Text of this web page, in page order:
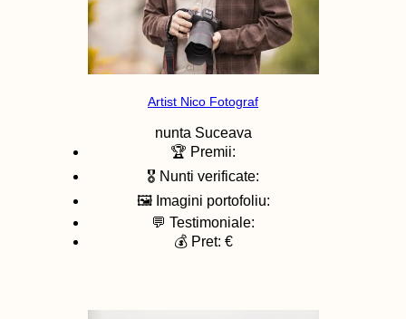
Artist Nico Fotograf
nunta Suceava
🏆 Premii:
🎖️ Nunti verificate:
🖼️ Imagini portofoliu:
💬 Testimoniale:
💰 Pret: €